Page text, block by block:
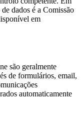
dados é a Comissão
em
são geralmente
de formulários, email,
automaticamente